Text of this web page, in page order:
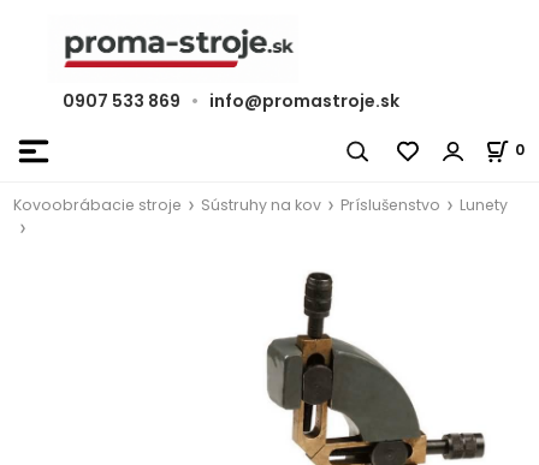
0907 533 869 • info@promastroje.sk
0
Kovoobrábacie stroje Sústruhy na kov Príslušenstvo Lunety